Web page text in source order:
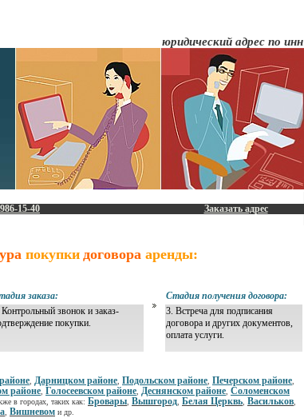
юридический адрес по инн
15-40 Заказать адрес
покупки договорааренды:
заказа:
Стадия получения договора:
звонок и заказ-
покупки.
3. Встреча для подписания
договора и других документов,
оплата услуги.
Дарницком районе Подольском районе Печерском районе
районе Голосеевском районе Деснянском районе Соломенском
в городах, таких как: Бровары Вышгород Белая Церквь Васильков
Вишневом и др.